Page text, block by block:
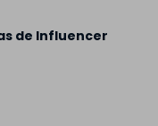
de Influencer